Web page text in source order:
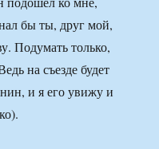
бы ты, друг мой,
Подумать только,
на съезде будет
и я его увижу и